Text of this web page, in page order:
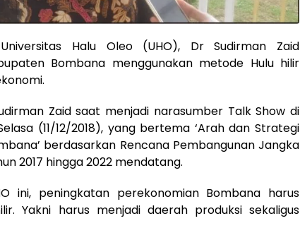
Halu Oleo (UHO), Dr Sudirman Zaid
Bombana menggunakan metode Hulu hilir
Zaid saat menjadi narasumber Talk Show di
(11/12/2018), yang bertema ‘Arah dan Strategi
berdasarkan Rencana Pembangunan Jangka
2017 hingga 2022 mendatang.
ini, peningkatan perekonomian Bombana harus
Yakni harus menjadi daerah produksi sekaligus